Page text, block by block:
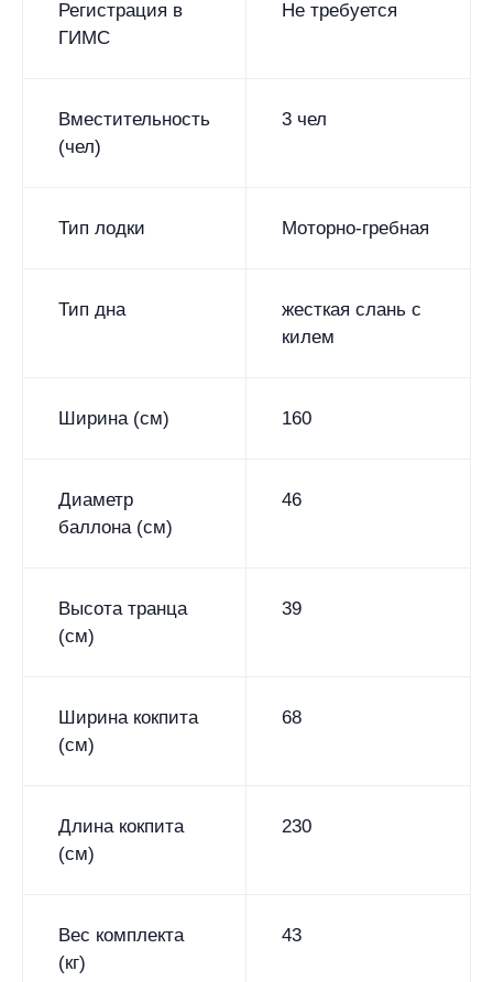
Регистрация в
ГИМС
Не требуется
Вместительность
(чел)
3 чел
Тип лодки Моторно-гребная
Тип дна
жесткая слань с
килем
Ширина (см) 160
Диаметр
баллона (см)
46
Высота транца
(см)
39
Ширина кокпита
(см)
68
Длина кокпита
(см)
230
Вес комплекта
(кг)
43